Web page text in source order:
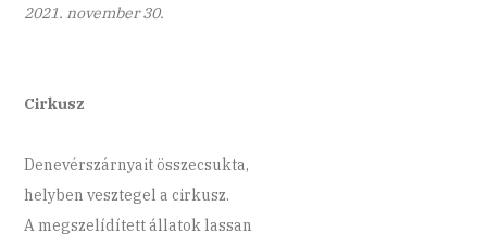
2021. november 30.
Cirkusz
Denevérszárnyait összecsukta,
helyben vesztegel a cirkusz.
A megszelídített állatok lassan